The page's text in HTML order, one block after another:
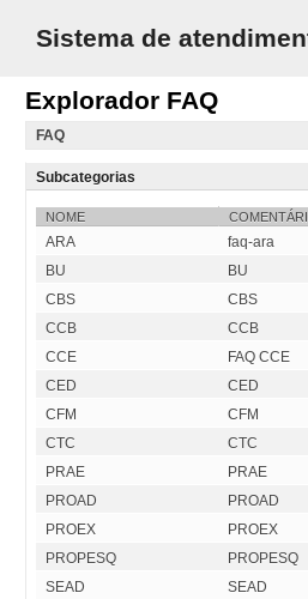
Sistema de
Explorador FAQ
FAQ
Subcategorias
NOME
ARA faq-ara
BU
BU
CBS
CBS
CCB
CCB
CCE
FAQ CCE
CED
CED
CFM
CFM
CTC
CTC
PRAE
PRAE
PROAD
PROAD
PROEX
PROEX
PROPESQ
PROPESQ
SEAD
SEAD